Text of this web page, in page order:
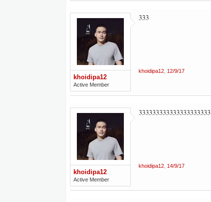
khoidipa12
Active Member
333
khoidipa12 12/9/17
khoidipa12
Active Member
333333333333333333333
khoidipa12 14/9/17